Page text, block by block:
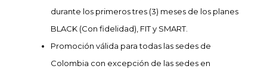
durante los primeros tres (3) meses de los planes
BLACK (Con fidelidad), FIT y SMART.
Promoción válida para todas las sedes de
Colombia con excepción de las sedes en